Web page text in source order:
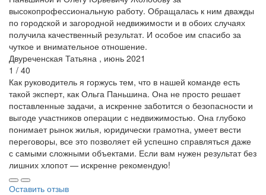
высокопрофессиональную работу. Обращалась к ним дважды
по городской и загородной недвижимости и в обоих случаях
получила качественный результат. И особое им спасибо за
чуткое и внимательное отношение.
Двуреченская Татьяна , июнь 2021
1 / 40
Как руководитель я горжусь тем, что в нашей команде есть
такой эксперт, как Ольга Паньшина. Она не просто решает
поставленные задачи, а искренне заботится о безопасности и
выгоде участников операции с недвижимостью. Она глубоко
понимает рынок жилья, юридически грамотна, умеет вести
переговоры, все это позволяет ей успешно справляться даже
с самыми сложными объектами. Если вам нужен результат без
лишних хлопот — искренне рекомендую!
Оставить отзыв